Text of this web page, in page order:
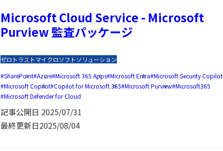
Microsoft Cloud Service - Microsoft
Purview 監査パッケージ
ゼロトラストマイクロソフトソリューション
SharePoint Azure Microsoft 365 Apps Microsoft Entra Microsoft Security Copilot
Microsoft Copilot Copilot for Microsoft 365 Microsoft Purview Microsoft365
Microsoft Defender for Cloud
記事公開日 2025/07/31
最終更新日2025/08/04